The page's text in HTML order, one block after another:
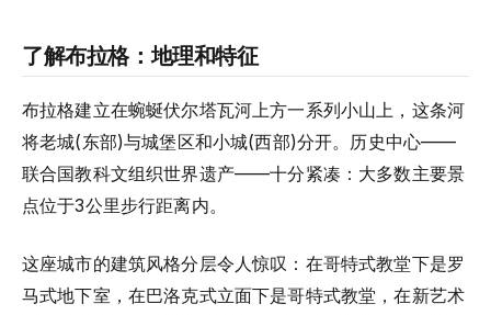
了解布拉格：地理和特征
布拉格建立在蜿蜒伏尔塔瓦河上方一系列小山上，这条河
将老城(东部)与城堡区和小城(西部)分开。历史中心——
联合国教科文组织世界遗产——十分紧凑：大多数主要景
点位于3公里步行距离内。
这座城市的建筑风格分层令人惊叹：在哥特式教堂下是罗
马式地下室，在巴洛克式立面下是哥特式教堂，在新艺术